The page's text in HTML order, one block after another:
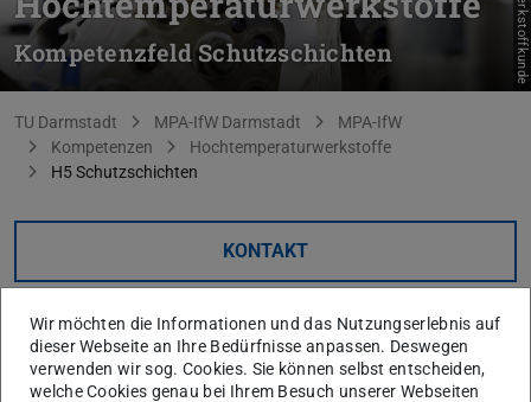
Kompetenzfeld Schutzschichten
Sie befinden sich hier:
TU Darmstadt MPA-IfW Darmstadt
MPA-IfW
Kompetenzen
Hochtemperaturwerkstoffe
H5 Schutzschichten
KONTAKT
Wir möchten die Informationen und das Nutzungserlebnis auf
dieser Webseite an Ihre Bedürfnisse anpassen. Deswegen
verwenden wir sog. Cookies. Sie können selbst entscheiden,
welche Cookies genau bei Ihrem Besuch unserer Webseiten